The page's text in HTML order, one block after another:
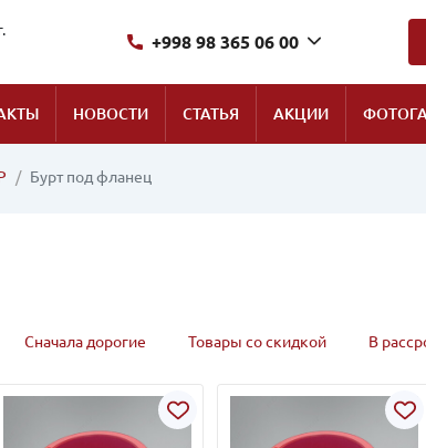
+998 98 365 06 00
НОВОСТИ СТАТЬЯ АКЦИИ
Бурт под фланец
Сначала дорогие Товары со скидкой В